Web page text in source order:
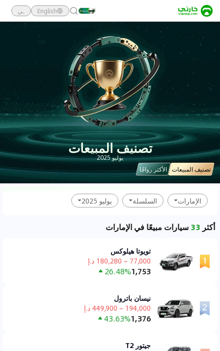
English ـي
تصنيف المبيعات
يوليو 2025
تصنيف المبيعات الأكثر رواجًا
الإمارات السلسلة يوليو 2025
أكثر 33 سيارات مبيعًا في الإمارات
تويوتا هيلوكس
77,000 ~ 180,280 د.إ
1,753
26.48%
نيسان باترول
194,000 ~ 449,900 د.إ
1,376
43.63%
جيتور T2